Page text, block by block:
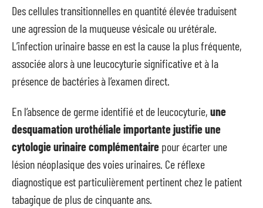
Des cellules transitionnelles en quantité élevée traduisent
une agression de la muqueuse vésicale ou urétérale.
L’infection urinaire basse en est la cause la plus fréquente,
associée alors à une leucocyturie significative et à la
présence de bactéries à l’examen direct.
En l’absence de germe identifié et de leucocyturie, une
desquamation urothéliale importante justifie une
cytologie urinaire complémentaire pour écarter une
lésion néoplasique des voies urinaires. Ce réflexe
diagnostique est particulièrement pertinent chez le patient
tabagique de plus de cinquante ans.